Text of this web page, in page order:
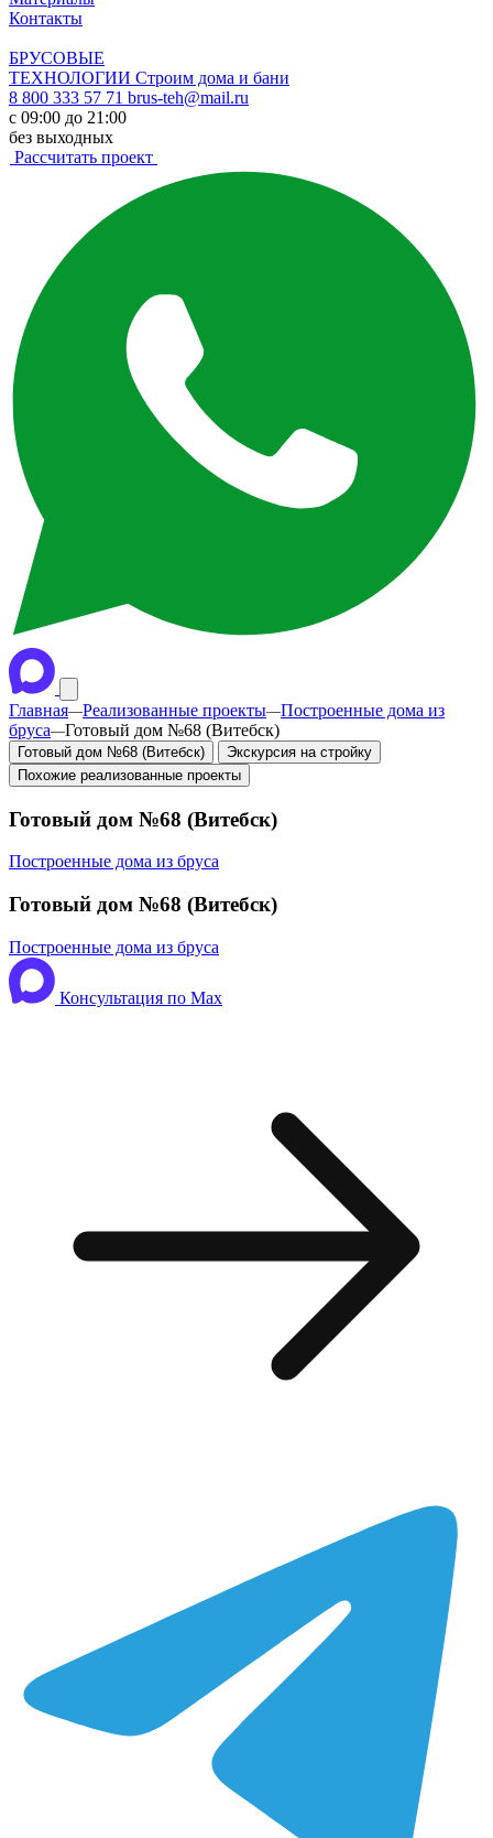
Контакты
БРУСОВЫЕ
ТЕХНОЛОГИИ Строим дома и бани
8 800 333 57 71 brus-teh@mail.ru
с 09:00 до 21:00
без выходных
Рассчитать проект
Главная—Реализованные проекты—Построенные дома из
бруса—Готовый дом №68 (Витебск)
Готовый дом №68 (Витебск)
Экскурсия на стройку
Похожие реализованные проекты
Готовый дом №68 (Витебск)
Построенные дома из бруса
Готовый дом №68 (Витебск)
Построенные дома из бруса
Консультация по Max